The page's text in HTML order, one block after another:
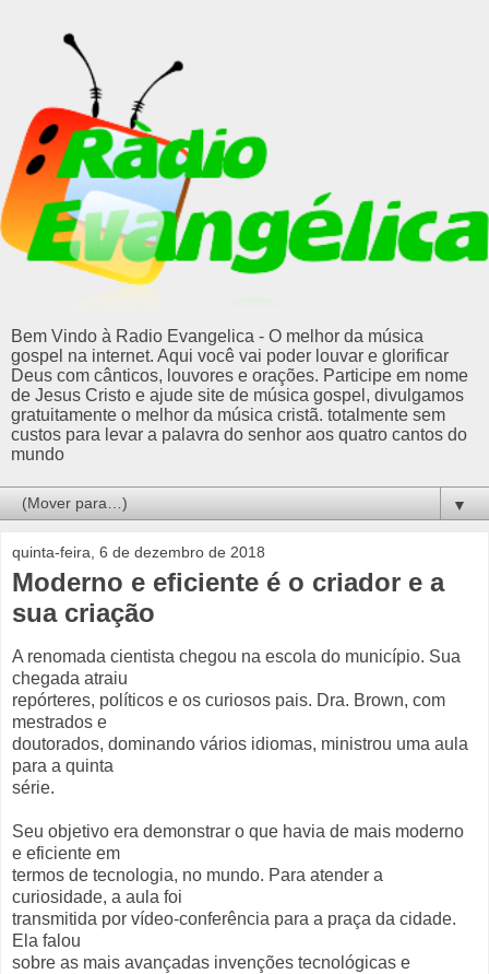
Bem Vindo à Radio Evangelica - O melhor da música
gospel na internet. Aqui você vai poder louvar e glorificar
Deus com cânticos, louvores e orações. Participe em nome
de Jesus Cristo e ajude site de música gospel, divulgamos
gratuitamente o melhor da música cristã. totalmente sem
custos para levar a palavra do senhor aos quatro cantos do
mundo
▼
quinta-feira, 6 de dezembro de 2018
Moderno e eficiente é o criador e a
sua criação
A renomada cientista chegou na escola do município. Sua
chegada atraiu
repórteres, políticos e os curiosos pais. Dra. Brown, com
mestrados e
doutorados, dominando vários idiomas, ministrou uma aula
para a quinta
série.
Seu objetivo era demonstrar o que havia de mais moderno
e eficiente em
termos de tecnologia, no mundo. Para atender a
curiosidade, a aula foi
transmitida por vídeo-conferência para a praça da cidade.
Ela falou
sobre as mais avançadas invenções tecnológicas e